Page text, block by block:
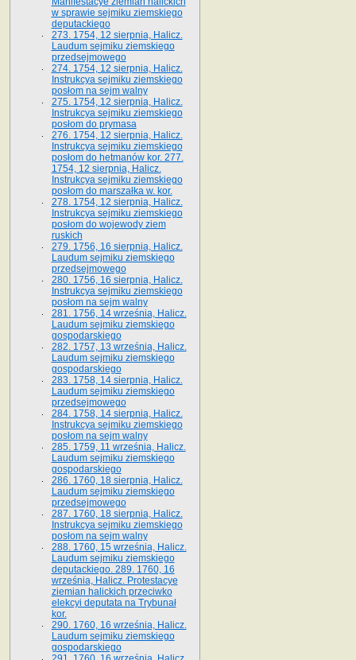
w sprawie sejmiku ziemskiego
deputackiego
273. 1754, 12 sierpnia, Halicz.
Laudum sejmiku ziemskiego
przedsejmowego
274. 1754, 12 sierpnia, Halicz.
Instrukcya sejmiku ziemskiego
posłom na sejm walny
275. 1754, 12 sierpnia, Halicz.
Instrukcya sejmiku ziemskiego
posłom do prymasa
276. 1754, 12 sierpnia, Halicz.
Instrukcya sejmiku ziemskiego
posłom do hetmanów kor. 277.
1754, 12 sierpnia, Halicz.
Instrukcya sejmiku ziemskiego
posłom do marszałka w. kor.
278. 1754, 12 sierpnia, Halicz.
Instrukcya sejmiku ziemskiego
posłom do wojewody ziem
ruskich
279. 1756, 16 sierpnia, Halicz.
Laudum sejmiku ziemskiego
przedsejmowego
280. 1756, 16 sierpnia, Halicz.
Instrukcya sejmiku ziemskiego
posłom na sejm walny
281. 1756, 14 września, Halicz.
Laudum sejmiku ziemskiego
gospodarskiego
282. 1757, 13 września, Halicz.
Laudum sejmiku ziemskiego
gospodarskiego
283. 1758, 14 sierpnia, Halicz.
Laudum sejmiku ziemskiego
przedsejmowego
284. 1758, 14 sierpnia, Halicz.
Instrukcya sejmiku ziemskiego
posłom na sejm walny
285. 1759, 11 września, Halicz.
Laudum sejmiku ziemskiego
gospodarskiego
286. 1760, 18 sierpnia, Halicz.
Laudum sejmiku ziemskiego
przedsejmowego
287. 1760, 18 sierpnia, Halicz.
Instrukcya sejmiku ziemskiego
posłom na sejm walny
288. 1760, 15 września, Halicz.
Laudum sejmiku ziemskiego
deputackiego. 289. 1760, 16
września, Halicz. Protestacye
ziemian halickich przeciwko
elekcyi deputata na Trybunał
kor.
290. 1760, 16 września, Halicz.
Laudum sejmiku ziemskiego
gospodarskiego